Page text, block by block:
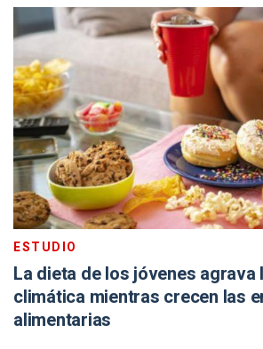
ESTUDIO
La dieta de los jóvenes agrava
climática mientras crecen las
alimentarias